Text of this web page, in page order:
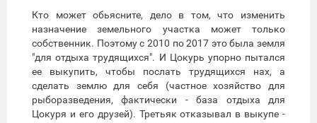
Кто может обьясните, дело в том, что изменить
назначение земельного участка может только
собственник. Поэтому с 2010 по 2017 это была земля
"для отдыха трудящихся". И Цокурь упорно пытался
ее выкупить, чтобы послать трудящихся нах, а
сделать землю для себя (частное хозяйство для
рыборазведения, фактически - база отдыха для
Цокуря и его друзей). Третьяк отказывал в выкупе -